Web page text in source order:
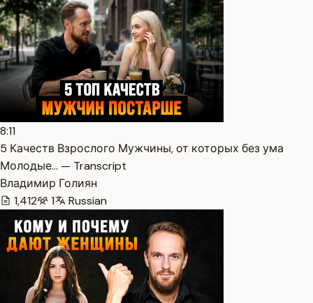
8:11
5 Качеств Взрослого Мужчины, от которых без ума
Молодые… — Transcript
Владимир Голиян
1,412
1 Russian